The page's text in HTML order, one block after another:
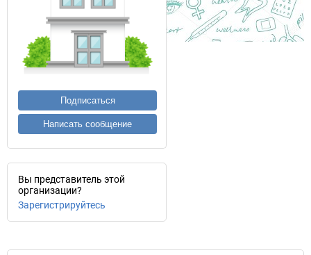
Подписаться
Написать сообщение
Вы представитель этой
организации?
Зарегистрируйтесь